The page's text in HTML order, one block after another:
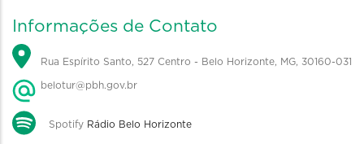
Informações de Contato
Rua Espírito Santo, 527 Centro - Belo Horizonte, MG, 30160-031
belotur@pbh.gov.br
Spotify Rádio Belo Horizonte